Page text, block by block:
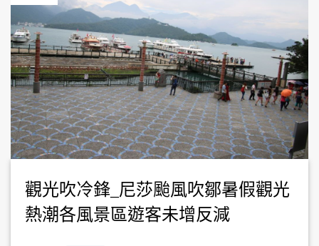
觀光吹冷鋒_尼莎颱風吹鄒暑假觀光
熱潮各風景區遊客未增反減